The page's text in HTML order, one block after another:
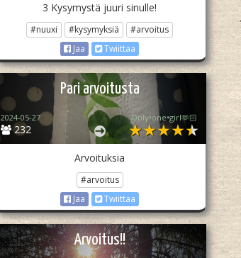
3 Kysymystä juuri sinulle!
#nuuxi #kysymyksiä
#arvoitus
Jaa
Twiittaa
Pari arvoitusta
232
2024-05-27 Only•one•girl🫶🏻
Arvoituksia
#arvoitus
Jaa
Twiittaa
Arvoitus!!